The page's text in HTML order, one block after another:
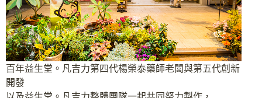
百年益生堂。凡吉力第四代楊榮泰藥師老闆與第五代創新
開發